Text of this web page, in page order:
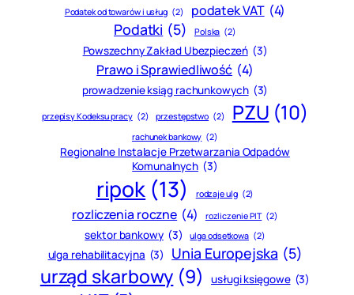
Podatek od towarów i usług (2) podatek VAT (4)
Podatki (5) Polska (2)
Powszechny Zakład Ubezpieczeń (3)
Prawo i Sprawiedliwość (4)
prowadzenie ksiąg rachunkowych (3)
przepisy Kodeksu pracy (2) przestępstwo (2) PZU (10)
rachunek bankowy (2)
Regionalne Instalacje Przetwarzania Odpadów
Komunalnych (3)
ripok (13) rodzaje ulg (2)
rozliczenia roczne (4) rozliczenie PIT (2)
sektor bankowy (3) ulga odsetkowa (2)
ulga rehabilitacyjna (3) Unia Europejska (5)
urząd skarbowy (9) usługi księgowe (3)